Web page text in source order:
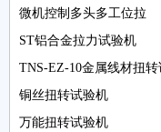
微机控制多头多工位拉
ST铝合金拉力试验机
TNS-EZ-10金属线材扭转
铜丝扭转试验机
万能扭转试验机